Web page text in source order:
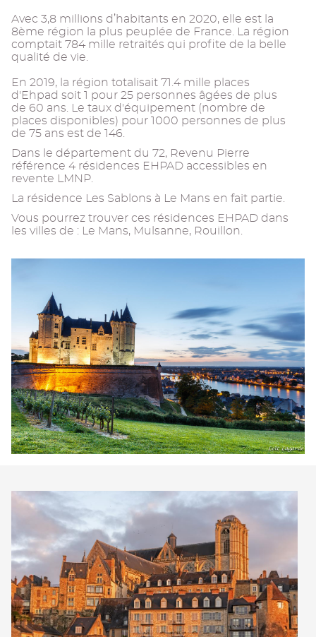
Avec 3,8 millions d’habitants en 2020, elle est la
8ème région la plus peuplée de France. La région
comptait 784 mille retraités qui profite de la belle
qualité de vie.
En 2019, la région totalisait 71.4 mille places
d'Ehpad soit 1 pour 25 personnes âgées de plus
de 60 ans. Le taux d'équipement (nombre de
places disponibles) pour 1000 personnes de plus
de 75 ans est de 146.
Dans le département du 72, Revenu Pierre
référence 4 résidences EHPAD accessibles en
revente LMNP.
La résidence Les Sablons à Le Mans en fait partie.
Vous pourrez trouver ces résidences EHPAD dans
les villes de : Le Mans, Mulsanne, Rouillon.